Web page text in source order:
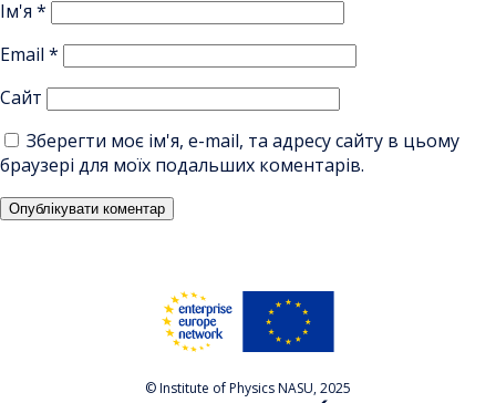
Ім'я *
Email *
Сайт
Зберегти моє ім'я, e-mail, та адресу сайту в цьому
браузері для моїх подальших коментарів.
© Institute of Physics NASU, 2025